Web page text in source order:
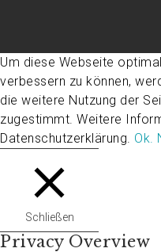
Um diese Webseite
verbessern zu können,
die weitere Nutzung der
zugestimmt. Weitere
Datenschutzerklärung. Ok.
Schließen
Privacy Overview